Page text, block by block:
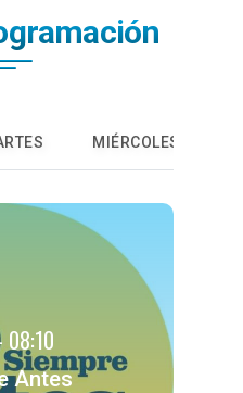
MIÉRCOLES
08:10
Antes